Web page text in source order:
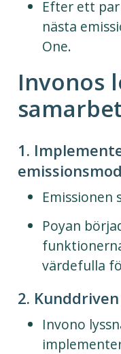
Efter ett
nästa
One.
Invonos
1.
Emissionen
Poyan
värdefulla
2.
Invono